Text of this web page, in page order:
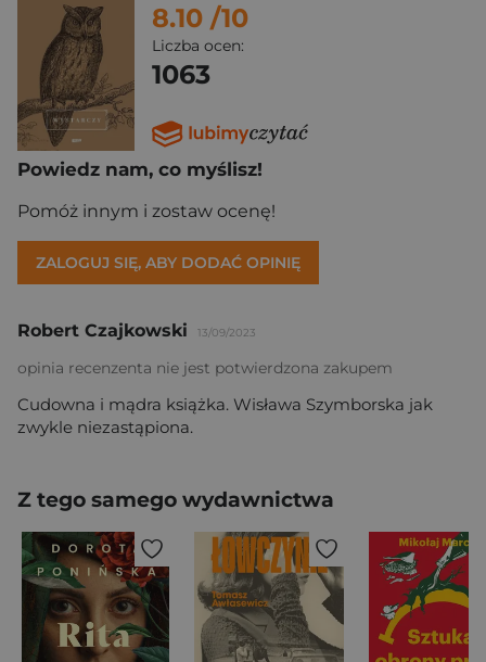
8.10 /10
Liczba ocen:
1063
Powiedz nam, co myślisz!
Pomóż innym i zostaw ocenę!
ZALOGUJ SIĘ, ABY DODAĆ OPINIĘ
Robert Czajkowski 13/09/2023
opinia recenzenta nie jest potwierdzona zakupem
Cudowna i mądra książka. Wisława Szymborska jak
zwykle niezastąpiona.
Z tego samego wydawnictwa